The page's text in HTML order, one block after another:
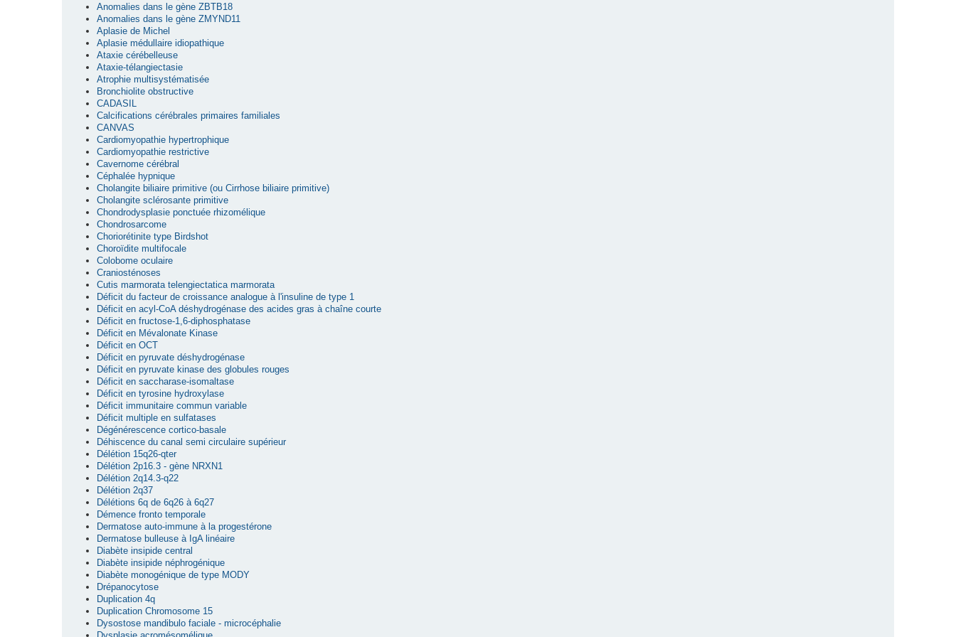
Anomalies dans le gène ZBTB18
Anomalies dans le gène ZMYND11
Aplasie de Michel
Aplasie médullaire idiopathique
Ataxie cérébelleuse
Ataxie-télangiectasie
Atrophie multisystématisée
Bronchiolite obstructive
CADASIL
Calcifications cérébrales primaires familiales
CANVAS
Cardiomyopathie hypertrophique
Cardiomyopathie restrictive
Cavernome cérébral
Céphalée hypnique
Cholangite biliaire primitive (ou Cirrhose biliaire primitive)
Cholangite sclérosante primitive
Chondrodysplasie ponctuée rhizomélique
Chondrosarcome
Choriorétinite type Birdshot
Choroïdite multifocale
Colobome oculaire
Craniosténoses
Cutis marmorata telengiectatica marmorata
Déficit du facteur de croissance analogue à l'insuline de type 1
Déficit en acyl-CoA déshydrogénase des acides gras à chaîne courte
Déficit en fructose-1,6-diphosphatase
Déficit en Mévalonate Kinase
Déficit en OCT
Déficit en pyruvate déshydrogénase
Déficit en pyruvate kinase des globules rouges
Déficit en saccharase-isomaltase
Déficit en tyrosine hydroxylase
Déficit immunitaire commun variable
Déficit multiple en sulfatases
Dégénérescence cortico-basale
Déhiscence du canal semi circulaire supérieur
Délétion 15q26-qter
Délétion 2p16.3 - gène NRXN1
Délétion 2q14.3-q22
Délétion 2q37
Délétions 6q de 6q26 à 6q27
Démence fronto temporale
Dermatose auto-immune à la progestérone
Dermatose bulleuse à IgA linéaire
Diabète insipide central
Diabète insipide néphrogénique
Diabète monogénique de type MODY
Drépanocytose
Duplication 4q
Duplication Chromosome 15
Dysostose mandibulo faciale - microcéphalie